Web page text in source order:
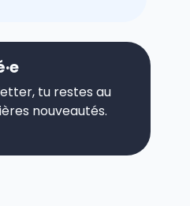
tu restes au
nouveautés.